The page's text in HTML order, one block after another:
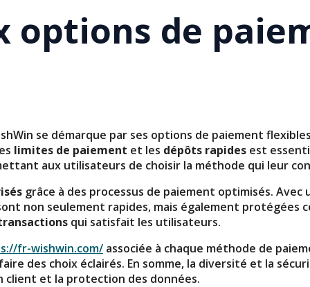
options de
se démarque par ses options de paiement
limites de paiement et les dépôts rapides est
aux utilisateurs de choisir la méthode qui leur
grâce à des processus de paiement optimisés.
non seulement rapides, mais également protégées
qui satisfait les utilisateurs.
fr-wishwin.com/ associée à chaque méthode de
des choix éclairés. En somme, la diversité et la
et la protection des données.